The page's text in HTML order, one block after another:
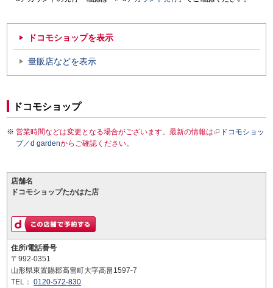
ドコモショップを表示
量販店などを表示
ドコモショップ
営業時間などは変更となる場合がございます。最新の情報は
ドコモショッ
プ／d gardenからご確認ください。
店舗名
ドコモショップたかはた店
住所/電話番号
〒992-0351
山形県東置賜郡高畠町大字高畠1597-7
TEL： 0120-572-830